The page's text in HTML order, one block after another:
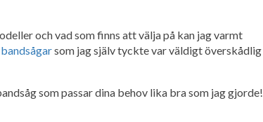
och vad som finns att välja på kan jag varmt
som jag själv tyckte var väldigt överskådlig
som passar dina behov lika bra som jag gjorde!